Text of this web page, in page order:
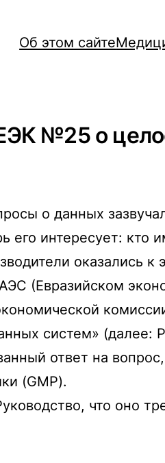
Об этом сайте
№25 о
о данных
его интересует:
оказались к
(Евразийском
систем»
ответ на
(GMP).
что оно